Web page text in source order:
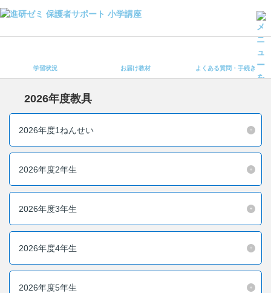
よくある質問・手続き
会員ページへログイン
よくある質問・お問い合わせ
お問い合わせ窓口
他の講座のよくある質問・手続きはこちら
学習状況 お届け教材 よくある質問・手続き
2026年度教具
2026年度1ねんせい
2026年度2年生
2026年度3年生
2026年度4年生
2026年度5年生